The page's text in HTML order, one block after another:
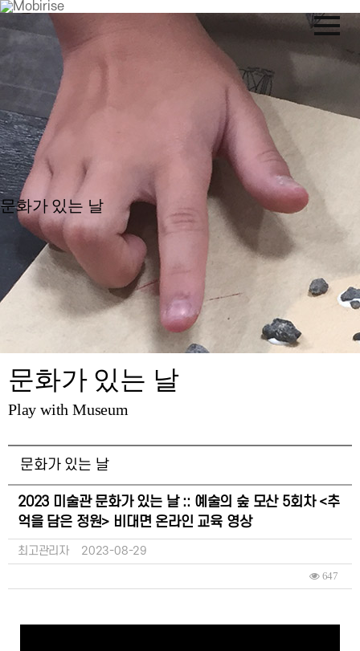
문화가 있는 날
문화가 있는 날
Play with Museum
문화가 있는 날
2023 미술관 문화가 있는 날 :: 예술의 숲 모산 5회차 <추
억을 담은 정원> 비대면 온라인 교육 영상
최고관리자 2023-08-29
647